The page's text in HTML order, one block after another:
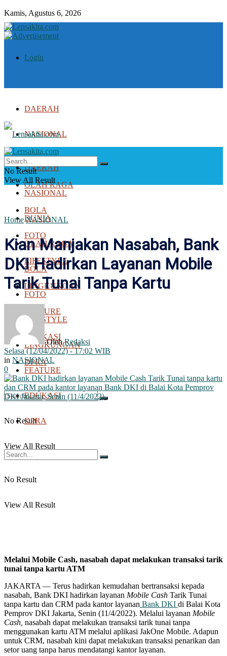
Kamis, Agustus 6, 2026
Login
DAERAH
NASIONAL
DUNIA
OLAH RAGA
BOLA
FOTO
LIFESTYLE
LINGKUNGAN
FEATURE
EDUKASI
DPRA
No Result
View All Result
DAERAH
NASIONAL
DUNIA
OLAH RAGA
BOLA
FOTO
LIFESTYLE
LINGKUNGAN
FEATURE
EDUKASI
DPRA
No Result
View All Result
No Result
View All Result
Home NASIONAL
Kian Manjakan Nasabah, Bank
DKI Hadirkan Layanan Mobile
Tarik Tunai Tanpa Kartu
Oleh Redaksi
Selasa (12/04/2022) - 17:02 WIB
in NASIONAL
0
Melalui Mobile Cash, nasabah dapat melakukan transaksi tarik
tunai tanpa kartu ATM
JAKARTA — Terus hadirkan kemudahan bertransaksi kepada
nasabah, Bank DKI hadirkan layanan Mobile Cash Tarik Tunai
tanpa kartu dan CRM pada kantor layanan Bank DKI di Balai Kota
Pemprov DKI Jakarta, Senin (11/4/2022). Melalui layanan Mobile
Cash, nasabah dapat melakukan transaksi tarik tunai tanpa
menggunakan kartu ATM melalui aplikasi JakOne Mobile. Adapun
untuk CRM, nasabah kini dapat melakukan transaksi penarikan dan
setor uang tanpa harus mendatangi kantor layanan.